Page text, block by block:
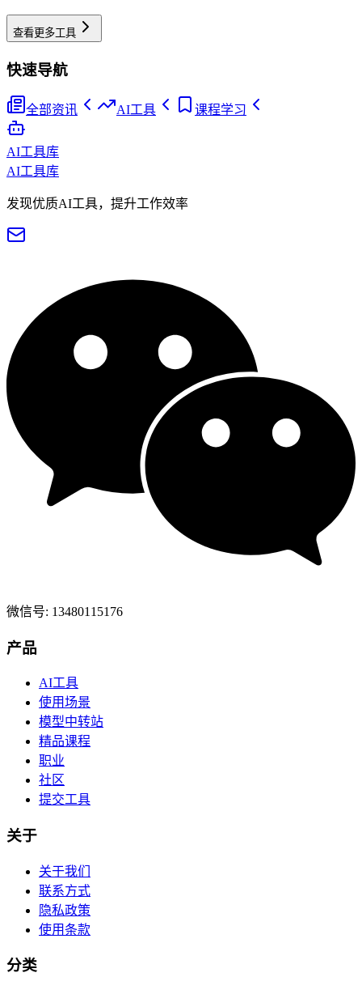
查看更多工具
快速导航
全部资讯 AI工具 课程学习
AI工具库
AI工具库
发现优质AI工具，提升工作效率
微信号: 13480115176
产品
AI工具
使用场景
模型中转站
精品课程
职业
社区
提交工具
关于
关于我们
联系方式
隐私政策
使用条款
分类